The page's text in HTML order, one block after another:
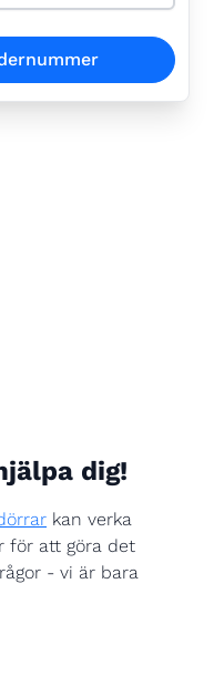
dig!
kan verka
för att göra det
- vi är bara